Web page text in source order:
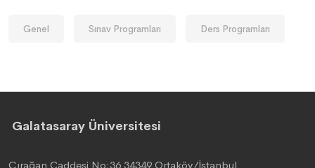
Genel Sınav Programları Ders Programları
Galatasaray Üniversitesi
Çırağan Caddesi No:36 34349 Ortaköy/İstanbul